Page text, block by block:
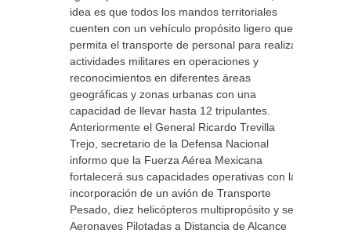
idea es que todos los mandos territoriales
cuenten con un vehículo propósito ligero que
permita el transporte de personal para realizar
actividades militares en operaciones y
reconocimientos en diferentes áreas
geográficas y zonas urbanas con una
capacidad de llevar hasta 12 tripulantes.
Anteriormente el General Ricardo Trevilla
Trejo, secretario de la Defensa Nacional
informo que la Fuerza Aérea Mexicana
fortalecerá sus capacidades operativas con la
incorporación de un avión de Transporte
Pesado, diez helicópteros multipropósito y seis
Aeronaves Pilotadas a Distancia de Alcance